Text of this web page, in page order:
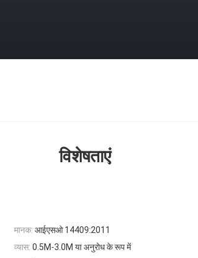
विशेषताएं
मानक: आईएसओ 14409:2011
व्यास: 0.5M-3.0M या अनुरोध के रूप में